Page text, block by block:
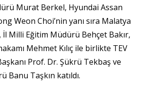
Murat Berkel, Hyundai Assan
Weon Choi’nin yanı sıra Malatya
İl Milli Eğitim Müdürü Behçet Bakır,
Mehmet Kılıç ile birlikte TEV
Prof. Dr. Şükrü Tekbaş ve
Banu Taşkın katıldı.